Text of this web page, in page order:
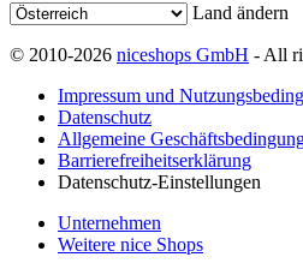
Land ändern
© 2010-2026 niceshops GmbH - All
Impressum und
Datenschutz
Allgemeine
Barrierefreiheitserklärung
Datenschutz-Einstellungen
Unternehmen
Weitere nice Shops